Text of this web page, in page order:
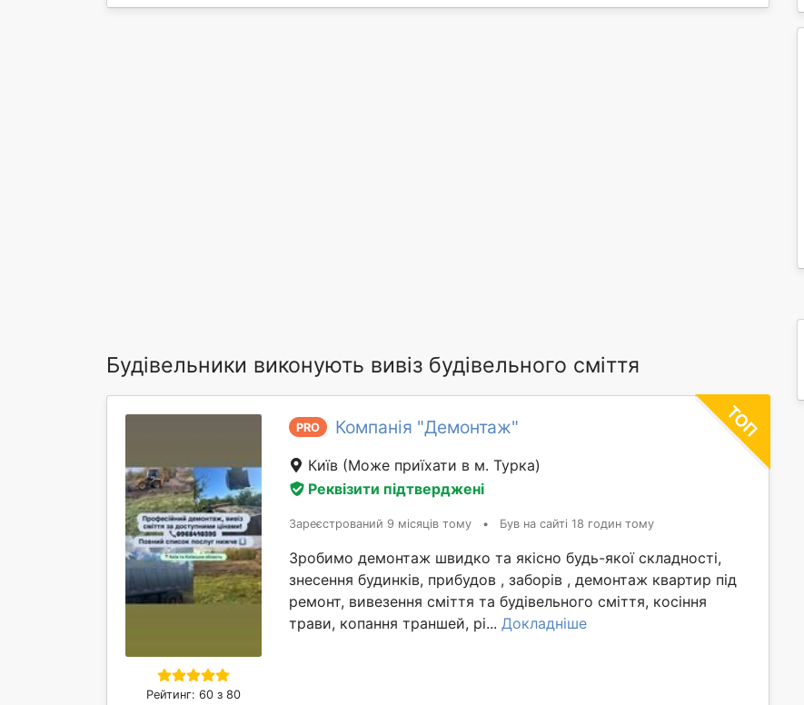
Будівельники виконують вивіз будівельного сміття
Рейтинг: 60 з 80
PRO Компанія "Демонтаж"
Київ (Може приїхати в м. Турка)
Реквізити підтверджені
Зареєстрований 9 місяців тому • Був на сайті 18 годин тому
Зробимо демонтаж швидко та якісно будь-якої складності,
знесення будинків, прибудов , заборів , демонтаж квартир під
ремонт, вивезення сміття та будівельного сміття, косіння
трави, копання траншей, рі... Докладніше